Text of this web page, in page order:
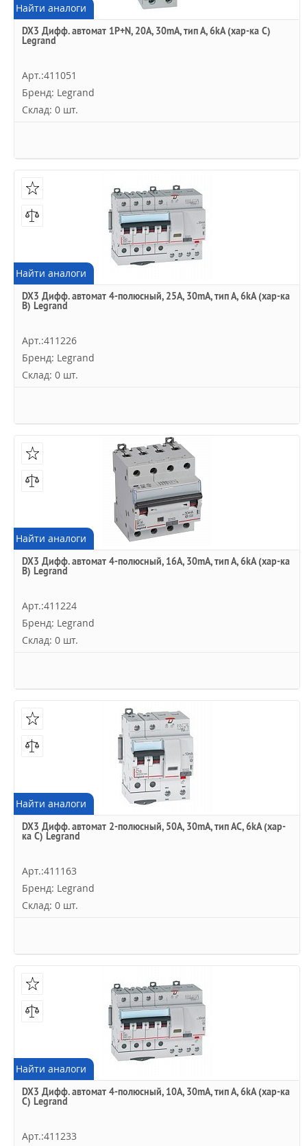
Найти аналоги
DX3 Дифф. автомат 1P+N, 20A, 30mA, тип А, 6kA (хар-ка C)
Legrand
Арт.:411051
Бренд: Legrand
Склад: 0 шт.
Найти аналоги
DX3 Дифф. автомат 4-полюсный, 25A, 30mA, тип А, 6kA (хар-ка
B) Legrand
Арт.:411226
Бренд: Legrand
Склад: 0 шт.
Найти аналоги
DX3 Дифф. автомат 4-полюсный, 16A, 30mA, тип А, 6kA (хар-ка
B) Legrand
Арт.:411224
Бренд: Legrand
Склад: 0 шт.
Найти аналоги
DX3 Дифф. автомат 2-полюсный, 50A, 30mA, тип АC, 6kA (хар-
ка C) Legrand
Арт.:411163
Бренд: Legrand
Склад: 0 шт.
Найти аналоги
DX3 Дифф. автомат 4-полюсный, 10A, 30mA, тип А, 6kA (хар-ка
C) Legrand
Арт.:411233